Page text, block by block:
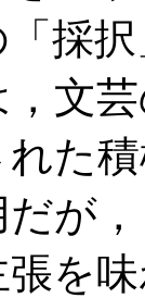
採
文
た
が
を